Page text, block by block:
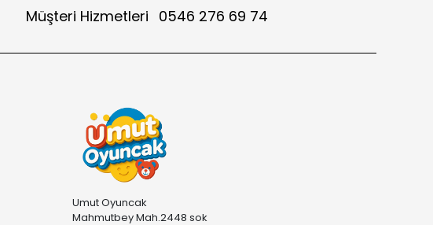
Müşteri Hizmetleri 0546 276 69 74
Umut Oyuncak
Mahmutbey Mah.2448 sok